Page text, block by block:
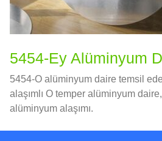
5454-Ey Alüminyum
5454-O alüminyum daire temsil
alaşımlı O temper alüminyum
alüminyum alaşımı.